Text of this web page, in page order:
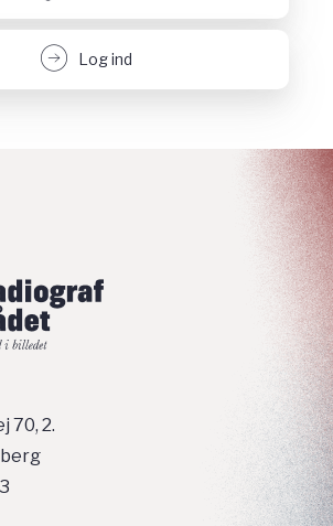
Log ind
70, 2.